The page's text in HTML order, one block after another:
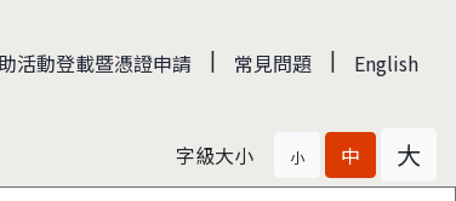
活動登載暨憑證申請 | 常見問題 | English
字級大小 小 中 大